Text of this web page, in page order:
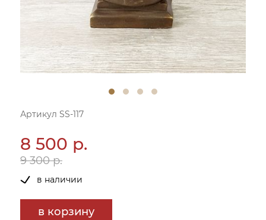
Артикул SS-117
8 500 р.
9 300 р.
в наличии
в корзину